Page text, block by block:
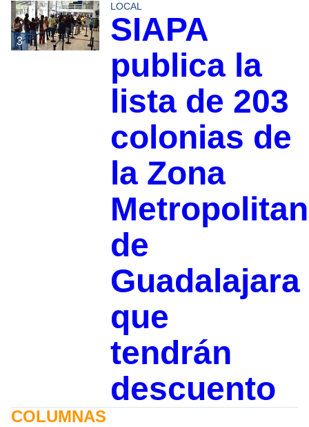
3
LOCAL
SIAPA
publica la
lista de 203
colonias de
la Zona
de
Guadalajara
que
tendrán
descuento
COLUMNAS